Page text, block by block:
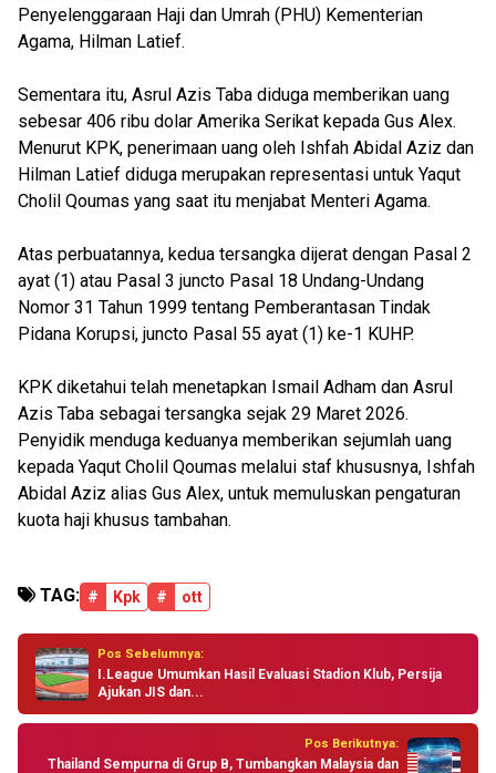
Penyelenggaraan Haji dan Umrah (PHU) Kementerian
Agama, Hilman Latief.
Sementara itu, Asrul Azis Taba diduga memberikan uang
sebesar 406 ribu dolar Amerika Serikat kepada Gus Alex.
Menurut KPK, penerimaan uang oleh Ishfah Abidal Aziz dan
Hilman Latief diduga merupakan representasi untuk Yaqut
Cholil Qoumas yang saat itu menjabat Menteri Agama.
Atas perbuatannya, kedua tersangka dijerat dengan Pasal 2
ayat (1) atau Pasal 3 juncto Pasal 18 Undang-Undang
Nomor 31 Tahun 1999 tentang Pemberantasan Tindak
Pidana Korupsi, juncto Pasal 55 ayat (1) ke-1 KUHP.
KPK diketahui telah menetapkan Ismail Adham dan Asrul
Azis Taba sebagai tersangka sejak 29 Maret 2026.
Penyidik menduga keduanya memberikan sejumlah uang
kepada Yaqut Cholil Qoumas melalui staf khususnya, Ishfah
Abidal Aziz alias Gus Alex, untuk memuluskan pengaturan
kuota haji khusus tambahan.
TAG: # Kpk # ott
Pos Sebelumnya:
I.League Umumkan Hasil Evaluasi Stadion Klub, Persija
Ajukan JIS dan...
Pos Berikutnya:
Thailand Sempurna di Grup B, Tumbangkan Malaysia dan